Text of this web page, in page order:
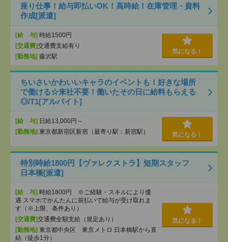
座り仕事！給与即払いOK！高時給！在庫管理・資料
作成[派遣]
[給 与] 時給1500円
[交通費]交通費支給有り
[勤務地] 藤沢駅
気になる！
ちいさいかわいいキャラのイベントも！好きな場所
で働ける☆来社不要！働いたその日に給料もらえる
◎/T1[アルバイト]
[給 与] 日給13,000円～
[勤務地] 東京都新宿区新宿（最寄り駅：新宿駅） 気になる！
特別時給1800円【ヴァレクストラ】短期スタッフ
日本橋[派遣]
[給 与] 時給1800円 ※ご経験・スキルにより優
遇 スマホでかんたんに前払いで給与が受け取れま
す（※上限、条件あり）
[交通費]交通費全額支給（規定あり）
[勤務地] 東京都中央区 東京メトロ 日本橋駅から直
結（徒歩1分）
気になる！